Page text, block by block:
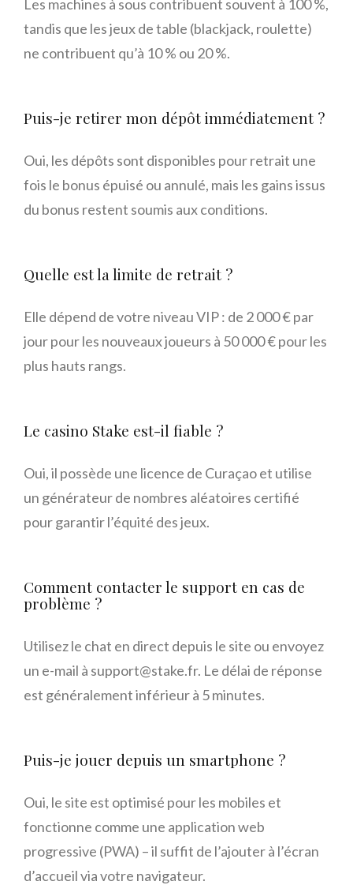
Les machines à sous contribuent souvent à 100 %,
tandis que les jeux de table (blackjack, roulette)
ne contribuent qu’à 10 % ou 20 %.
Puis-je retirer mon dépôt immédiatement ?
Oui, les dépôts sont disponibles pour retrait une
fois le bonus épuisé ou annulé, mais les gains issus
du bonus restent soumis aux conditions.
Quelle est la limite de retrait ?
Elle dépend de votre niveau VIP : de 2 000 € par
jour pour les nouveaux joueurs à 50 000 € pour les
plus hauts rangs.
Le casino Stake est-il fiable ?
Oui, il possède une licence de Curaçao et utilise
un générateur de nombres aléatoires certifié
pour garantir l’équité des jeux.
Comment contacter le support en cas de
problème ?
Utilisez le chat en direct depuis le site ou envoyez
un e-mail à support@stake.fr. Le délai de réponse
est généralement inférieur à 5 minutes.
Puis-je jouer depuis un smartphone ?
Oui, le site est optimisé pour les mobiles et
fonctionne comme une application web
progressive (PWA) – il suffit de l’ajouter à l’écran
d’accueil via votre navigateur.